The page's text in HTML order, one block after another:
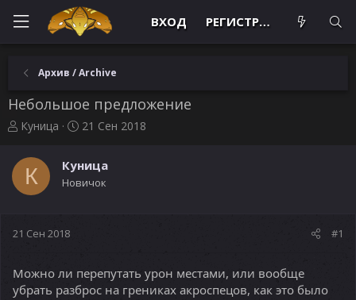
ВХОД РЕГИСТРАЦИЯ
Архив / Archive
Небольшое предложение
А
т
о
м
Куница
Д
а
н
21 Сен 2018
К Куница
Новичок
21 Сен 2018 #1
Можно ли перепутать урон местами, или вообще
убрать разброс на грениках акроспецов, как это было